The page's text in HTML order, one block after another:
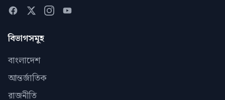
বিভাগসমূহ
বাংলাদেশ
আন্তর্জাতিক
রাজনীতি